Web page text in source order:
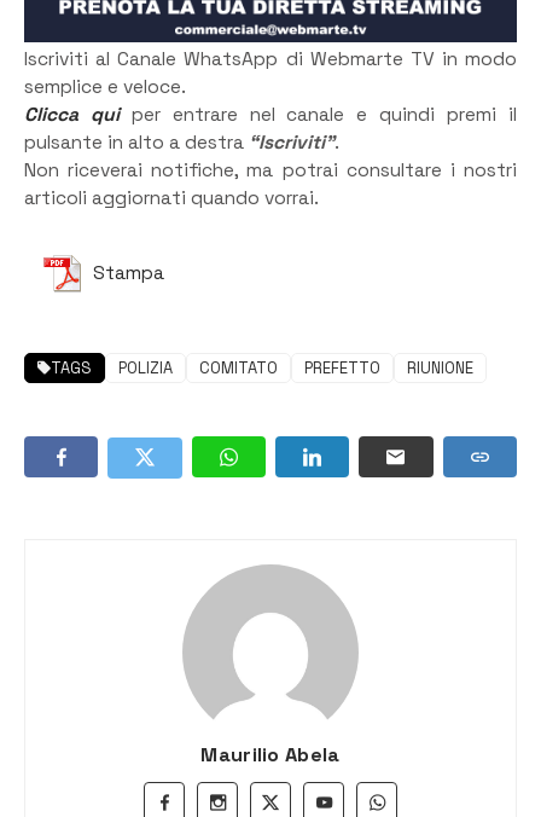
Iscriviti al Canale WhatsApp di Webmarte TV in modo
semplice e veloce.
Clicca quiper entrare nel canale e quindi premi il
pulsante in alto a destra “Iscriviti”.
Non riceverai notifiche, ma potrai consultare i nostri
articoli aggiornati quando vorrai.
Stampa
TAGS POLIZIA COMITATO PREFETTO RIUNIONE
Maurilio Abela